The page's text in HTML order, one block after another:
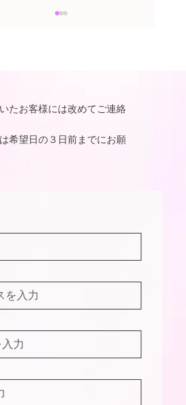
ご案内
たお客様には改めてご連絡
希望日の３日前までにお願